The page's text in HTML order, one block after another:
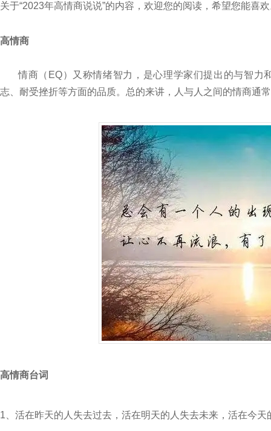
关于“2023年高情商说说”的内容，欢迎您的阅读，希望您能喜
高情商
情商（EQ）又称情绪智力，是心理学家们提出的与智
志、耐受挫折等方面的品质。总的来讲，人与人之间的情商通
高情商台词
1、活在昨天的人失去过去，活在明天的人失去未来，活在今天